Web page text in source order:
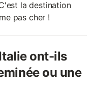
la destination
pas cher !
ont-ils
ou une